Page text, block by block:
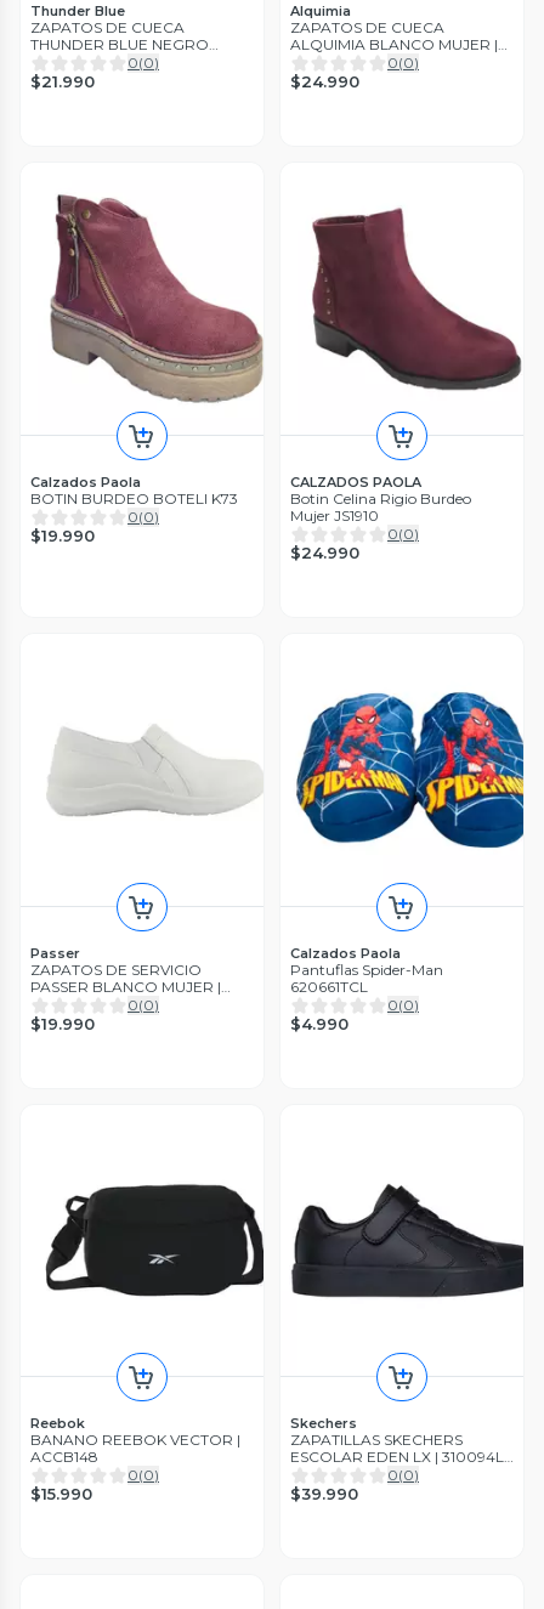
Thunder Blue
ZAPATOS DE CUECA
THUNDER BLUE NEGRO
MUJER 2023-3
0(0)
$21.990
Alquimia
ZAPATOS DE CUECA
ALQUIMIA BLANCO MUJER |
3334-01
0(0)
$24.990
Calzados Paola
BOTIN BURDEO BOTELI K73
0(0)
$19.990
CALZADOS PAOLA
Botin Celina Rigio Burdeo
Mujer JS1910
0(0)
$24.990
Passer
ZAPATOS DE SERVICIO
PASSER BLANCO MUJER |
801-01
0(0)
$19.990
Calzados Paola
Pantuflas Spider-Man
620661TCL
0(0)
$4.990
Reebok
BANANO REEBOK VECTOR |
ACCB148
0(0)
$15.990
Skechers
ZAPATILLAS SKECHERS
ESCOLAR EDEN LX | 310094L-
BBK
0(0)
$39.990